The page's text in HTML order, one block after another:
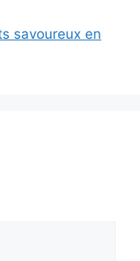
savoureux en